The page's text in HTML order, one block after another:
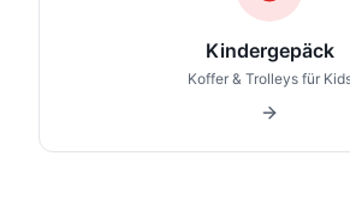
Kindergepäck
Koffer & Trolleys für